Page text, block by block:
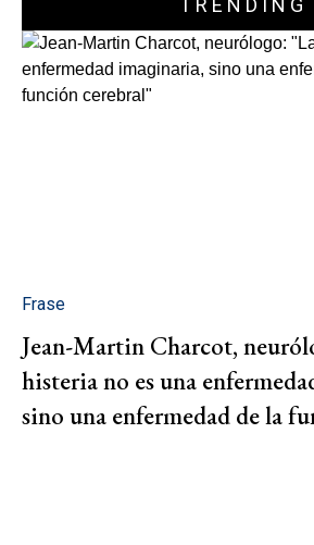
TRENDING
Frase
Jean-Martin Charcot,
histeria no es una
sino una enfermedad de la